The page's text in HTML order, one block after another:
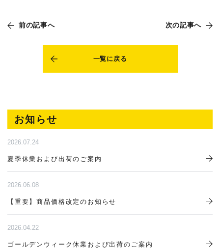
前の記事へ 次の記事へ
一覧に戻る
お知らせ
2026.07.24
夏季休業および出荷のご案内
2026.06.08
【重要】商品価格改定のお知らせ
2026.04.22
ゴールデンウィーク休業および出荷のご案内